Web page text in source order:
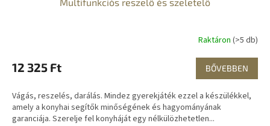
Raktáron (>5 db)
12 325 Ft BŐVEBBEN
Vágás, reszelés, darálás. Mindez gyerekjáték ezzel a készülékkel,
amely a konyhai segítők minőségének és hagyományának
garanciája. Szerelje fel konyháját egy nélkülözhetetlen...